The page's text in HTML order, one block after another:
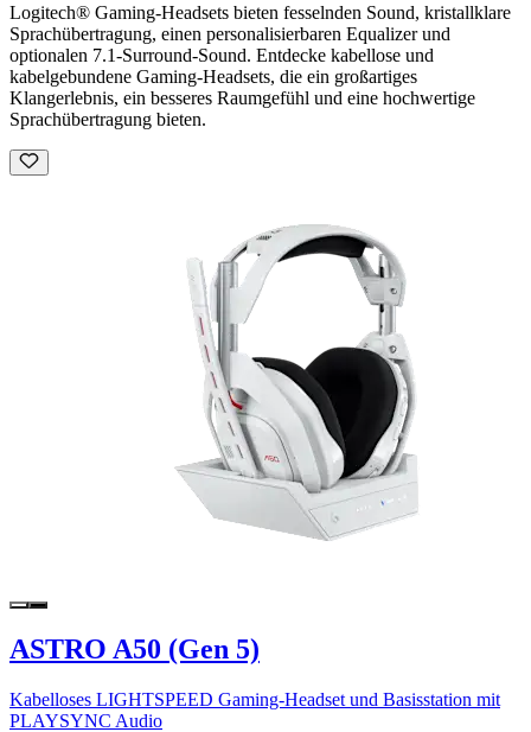
Logitech® Gaming-Headsets bieten fesselnden Sound, kristallklare
Sprachübertragung, einen personalisierbaren Equalizer und
optionalen 7.1-Surround-Sound. Entdecke kabellose und
kabelgebundene Gaming-Headsets, die ein großartiges
Klangerlebnis, ein besseres Raumgefühl und eine hochwertige
Sprachübertragung bieten.
ASTRO A50 (Gen 5)
Kabelloses LIGHTSPEED Gaming-Headset und Basisstation mit
PLAYSYNC Audio